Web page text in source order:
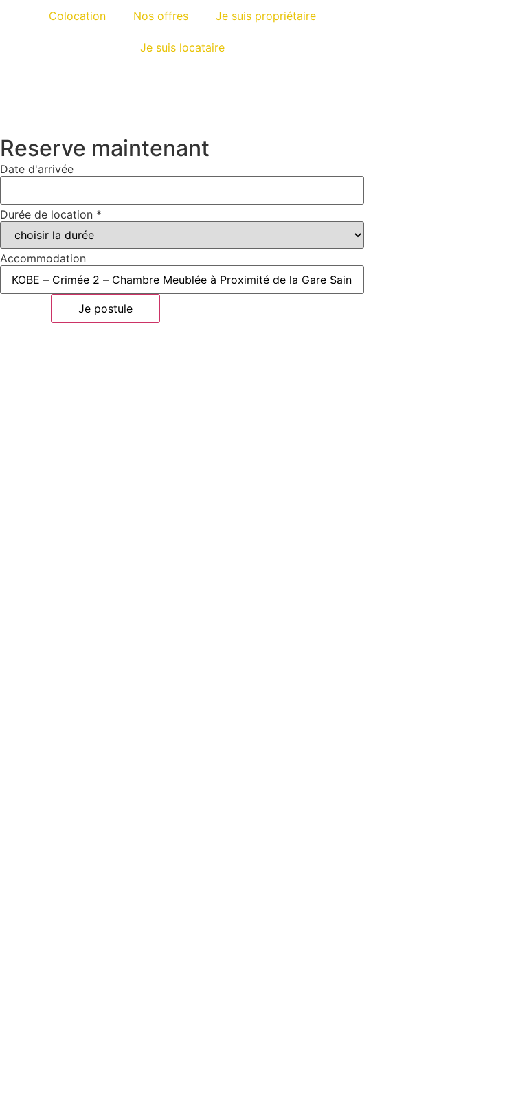
Colocation Nos offres Je suis propriétaire
Je suis locataire
Reserve maintenant
Date d'arrivée
Durée de location *
Accommodation
Je postule